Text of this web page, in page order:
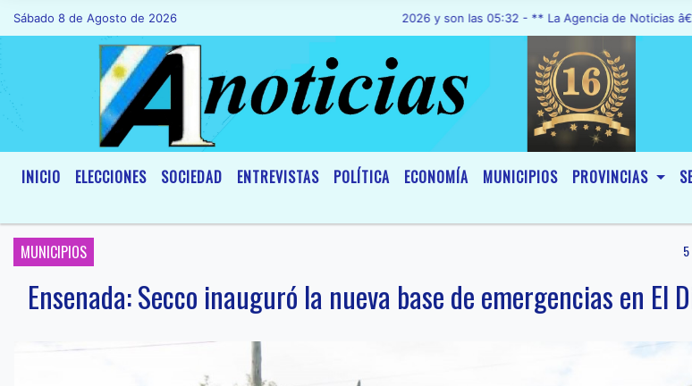
Sábado 8 de Agosto de 2026Hoy es Sábado 8 de Agosto de 2026 y son las 05:32 - ** La Agencia de Noticias â€œA1
INICIO ELECCIONES SOCIEDAD ENTREVISTAS POLÍTICA ECONOMÍA MUNICIPIOS PROVINCIAS
MUNICIPIOS
Ensenada: Secco inauguró la nueva base de emergencias en El